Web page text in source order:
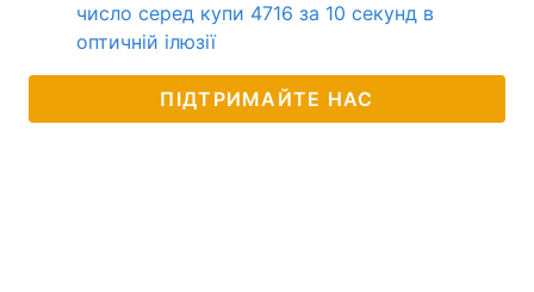
число серед купи 4716 за 10 секунд в
оптичній ілюзії
ПІДТРИМАЙТЕ НАС